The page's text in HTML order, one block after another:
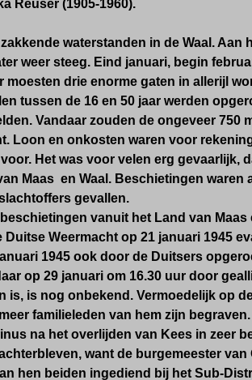
Reuser (1905-1960).
waterstanden in de Waal. Aan
weer steeg. Eind januari, begin
moesten drie enorme gaten in allerijl
tussen de 16 en 50 jaar werden
Vandaar zouden de ongeveer 750
Loon en onkosten waren voor
Het was voor velen erg gevaarlijk,
Maas en Waal. Beschietingen waren
gevallen.
vanuit het Land van Maas
Weermacht op 21 januari 1945
1945 ook door de Duitsers
op 29 januari om 16.30 uur door
is, is nog onbekend. Vermoedelijk op
familieleden van hem zijn begraven.
na het overlijden van Kees in zeer
want de burgemeester van
hen beiden ingediend bij het Sub-